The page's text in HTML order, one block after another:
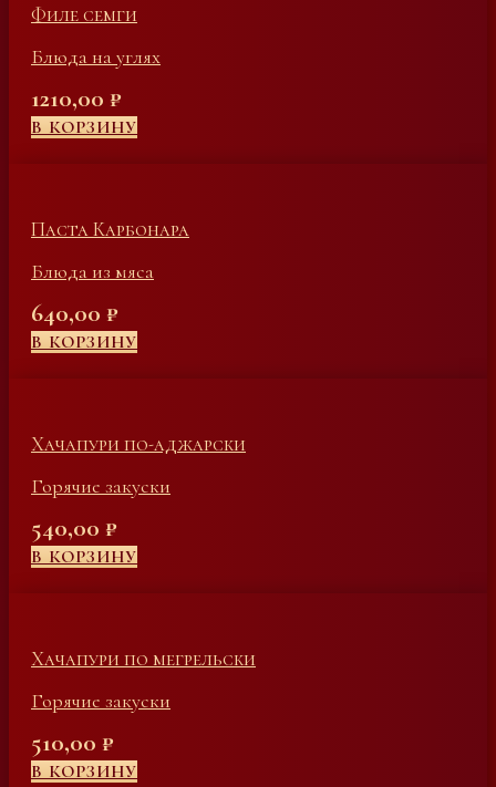
Филе семги
Блюда на углях
1210,00 ₽
В КОРЗИНУ
Паста Карбонара
Блюда из мяса
640,00 ₽
В КОРЗИНУ
Хачапури по-аджарски
Горячие закуски
540,00 ₽
В КОРЗИНУ
Хачапури по мегрельски
Горячие закуски
510,00 ₽
В КОРЗИНУ